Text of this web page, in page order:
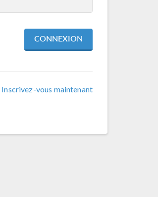
Inscrivez-vous maintenant